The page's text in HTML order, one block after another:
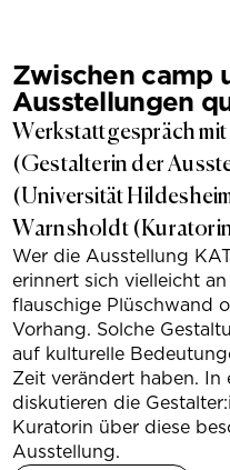
Zwischen camp
Ausstellungen
Werkstattgespräch
(Gestalterin der
(Universität
Warnsholdt
Wer die Ausstellung
erinnert sich vielleicht
flauschige Plüschwand
Vorhang. Solche
auf kulturelle
Zeit verändert haben. In
diskutieren die
Kuratorin über diese
Ausstellung.